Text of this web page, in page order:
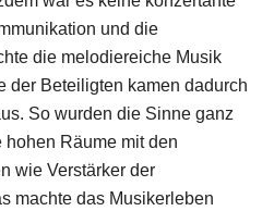
und die
die melodiereiche Musik
der Beteiligten kamen dadurch
So wurden die Sinne ganz
hohen Räume mit den
wie Verstärker der
machte das Musikerleben